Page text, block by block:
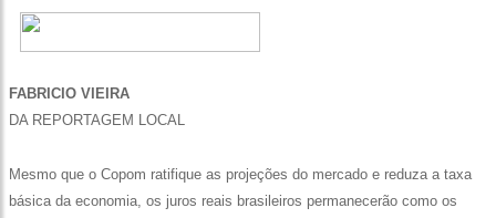
FABRICIO VIEIRA
DA REPORTAGEM LOCAL
Mesmo que o Copom ratifique as projeções do mercado e reduza a taxa
básica da economia, os juros reais brasileiros permanecerão como os